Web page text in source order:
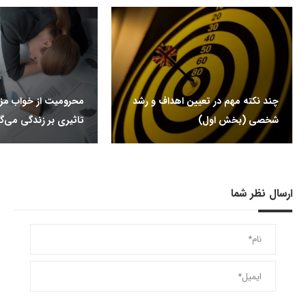
چند نکته مهم در تعیین اهداف و رشد
شخصی (بخش اول)
محرومیت از خواب
تاثیری بر زندگی
ارسال نظر شما